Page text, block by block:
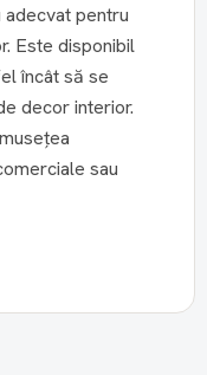
pentru
Este disponibil
încât să se
decor interior.
sau